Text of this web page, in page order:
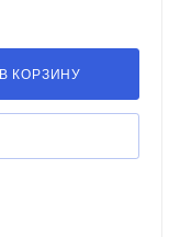
В КОРЗИНУ